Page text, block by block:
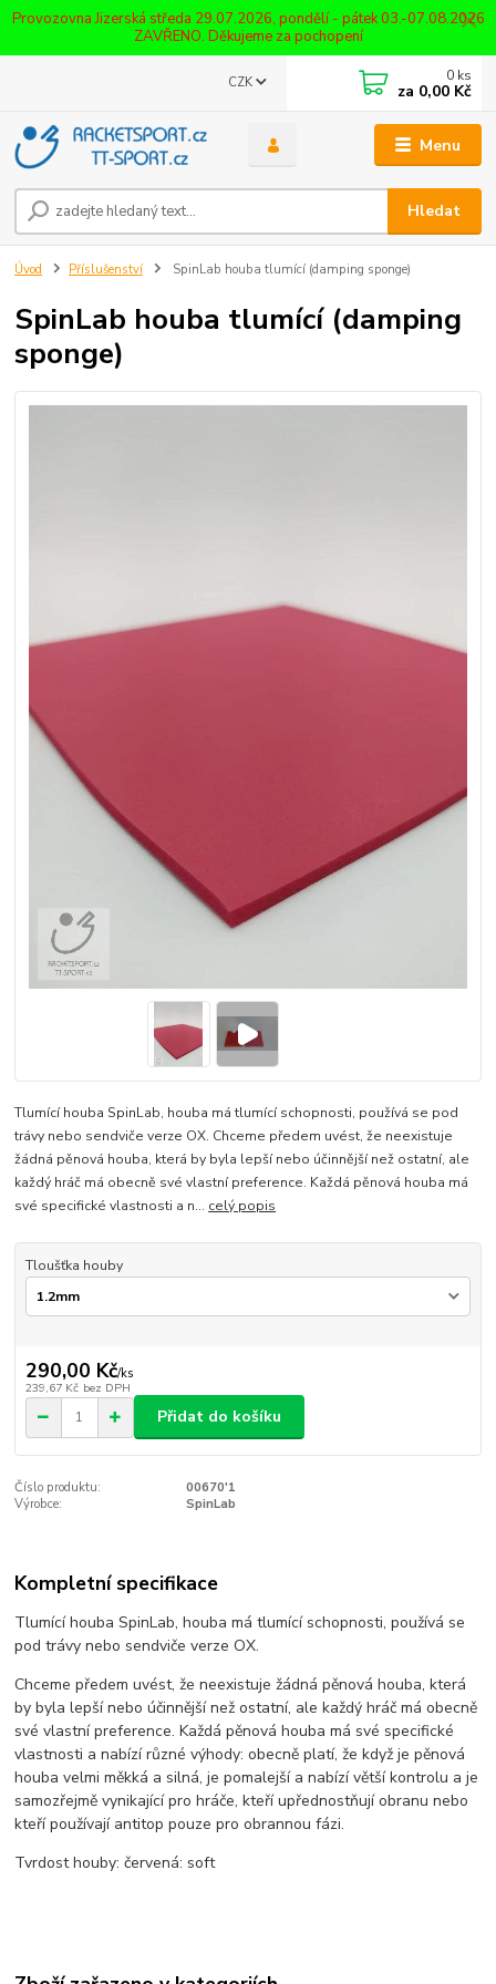
Provozovna Jizerská středa 29.07.2026, pondělí - pátek 03.-07.08.2026
ZAVŘENO. Děkujeme za pochopení
Menu
CZK
Hledat
0 ks
za 0,00 Kč
Úvod Příslušenství SpinLab houba tlumící (damping sponge)
SpinLab houba tlumící (damping
sponge)
Tlumící houba SpinLab, houba má tlumící schopnosti, používá se pod
trávy nebo sendviče verze OX. Chceme předem uvést, že neexistuje
žádná pěnová houba, která by byla lepší nebo účinnější než ostatní, ale
každý hráč má obecně své vlastní preference. Každá pěnová houba má
své specifické vlastnosti a n... celý popis
Tloušťka houby
290,00 Kč/ks
239,67 Kč bez DPH
Přidat do košíku
Číslo produktu:
00670'1
Výrobce:
SpinLab
Kompletní specifikace
Tlumící houba SpinLab, houba má tlumící schopnosti, používá se
pod trávy nebo sendviče verze OX.
Chceme předem uvést, že neexistuje žádná pěnová houba, která
by byla lepší nebo účinnější než ostatní, ale každý hráč má obecně
své vlastní preference. Každá pěnová houba má své specifické
vlastnosti a nabízí různé výhody: obecně platí, že když je pěnová
houba velmi měkká a silná, je pomalejší a nabízí větší kontrolu a je
samozřejmě vynikající pro hráče, kteří upřednostňují obranu nebo
kteří používají antitop pouze pro obrannou fázi.
Tvrdost houby: červená: soft